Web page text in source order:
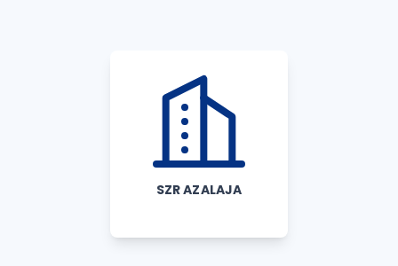
SZR AZALAJA